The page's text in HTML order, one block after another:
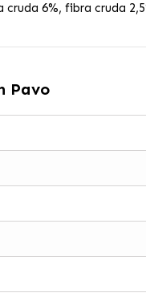
cruda 6%, fibra cruda
Pavo